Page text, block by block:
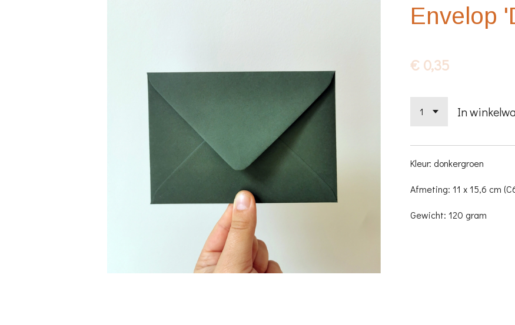
Envelop
€ 0,35
In
Kleur: donkergroen
Afmeting: 11 x 15,6 cm
Gewicht: 120 gram